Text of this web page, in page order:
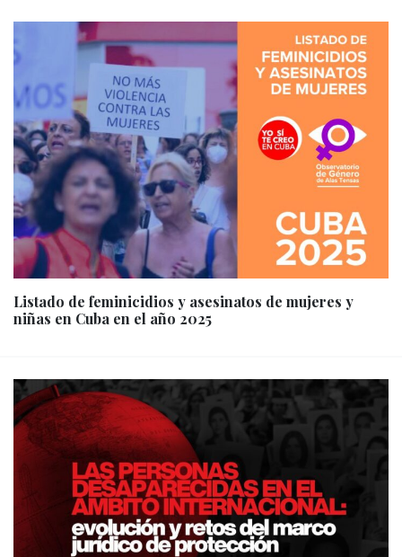
Listado de feminicidios y asesinatos de mujeres y
niñas en Cuba en el año 2025